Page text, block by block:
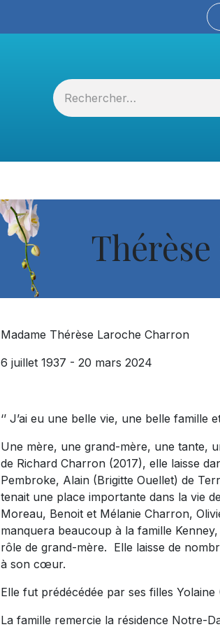
Madame Thérèse Laroche Charron
6 juillet 1937 - 20 mars 2024
‘’ J’ai eu une belle vie, une belle famille
Une mère, une grand-mère, une tante,
de Richard Charron (2017), elle laisse
Pembroke, Alain (Brigitte Ouellet) de
tenait une place importante dans la vie
Moreau, Benoit et Mélanie Charron,
manquera beaucoup à la famille
rôle de grand-mère. Elle laisse de
à son cœur.
Elle fut prédécédée par ses filles
La famille remercie la résidence Notre-